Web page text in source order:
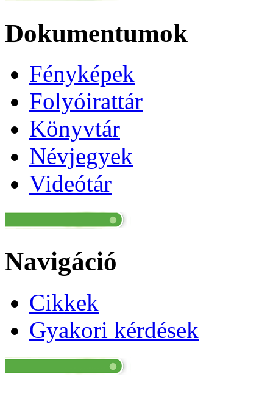
Dokumentumok
Fényképek
Folyóirattár
Könyvtár
Névjegyek
Videótár
Navigáció
Cikkek
Gyakori kérdések